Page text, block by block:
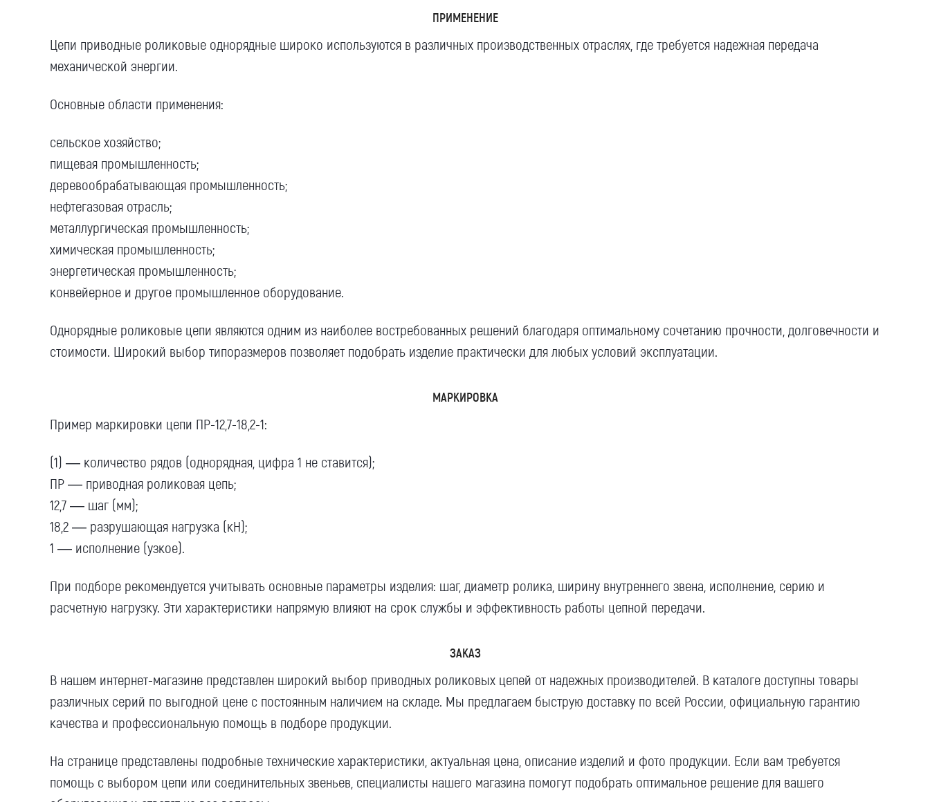
ПРИМЕНЕНИЕ
Цепи приводные роликовые однорядные широко используются в различных производственных отраслях, где требуется надежная передача
механической энергии.
Основные области применения:
сельское хозяйство;
пищевая промышленность;
деревообрабатывающая промышленность;
нефтегазовая отрасль;
металлургическая промышленность;
химическая промышленность;
энергетическая промышленность;
конвейерное и другое промышленное оборудование.
Однорядные роликовые цепи являются одним из наиболее востребованных решений благодаря оптимальному сочетанию прочности, долговечности и
стоимости. Широкий выбор типоразмеров позволяет подобрать изделие практически для любых условий эксплуатации.
МАРКИРОВКА
Пример маркировки цепи ПР-12,7-18,2-1:
(1) — количество рядов (однорядная, цифра 1 не ставится);
ПР — приводная роликовая цепь;
12,7 — шаг (мм);
18,2 — разрушающая нагрузка (кН);
1 — исполнение (узкое).
При подборе рекомендуется учитывать основные параметры изделия: шаг, диаметр ролика, ширину внутреннего звена, исполнение, серию и
расчетную нагрузку. Эти характеристики напрямую влияют на срок службы и эффективность работы цепной передачи.
ЗАКАЗ
В нашем интернет-магазине представлен широкий выбор приводных роликовых цепей от надежных производителей. В каталоге доступны товары
различных серий по выгодной цене с постоянным наличием на складе. Мы предлагаем быструю доставку по всей России , официальную гарантию
качества и профессиональную помощь в подборе продукции.
На странице представлены подробные технические характеристики , актуальная цена , описание изделий и фото продукции. Если вам требуется
помощь с выбором цепи или соединительных звеньев , специалисты нашего магазина помогут подобрать оптимальное решение для вашего
ООО «ЦЕПЬИНВЕСТ».